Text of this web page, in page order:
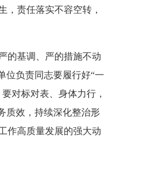
，责任落实不容空转，
的基调、严的措施不动
位负责同志要履行好“一
对标对表、身体力行，
质效，持续深化整治形
作高质量发展的强大动